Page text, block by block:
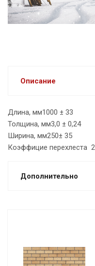
Описание
Длина, мм1000 ± 33
Толщина, мм3,0 ± 0,24
Ширина, мм250± 35
Коэффицие перехлеста
Дополнительно